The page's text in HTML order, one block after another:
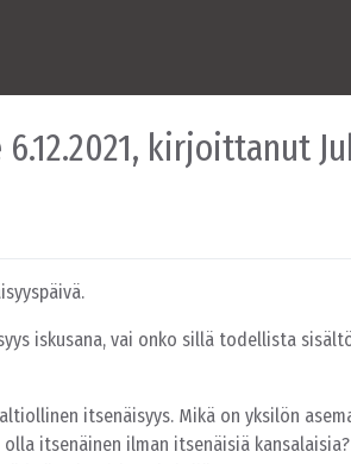
kirjoittanut
iskusana, vai onko sillä todellista
itsenäisyys. Mikä on yksilön
itsenäinen ilman itsenäisiä